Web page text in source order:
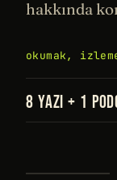
hakkında
okumak,
8 YAZI + 1